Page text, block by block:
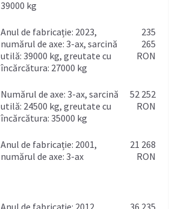
39000 kg
anul de fabricație: 2023,
numărul de axe: 3-ax, sarcină
utilă: 39000 kg, greutate cu
încărcătura: 27000 kg
235
265
RON
numărul de axe: 3-ax, sarcină
utilă: 24500 kg, greutate cu
încărcătura: 35000 kg
52 252
RON
anul de fabricație: 2001,
numărul de axe: 3-ax
21 268
RON
anul de fabricație: 2012, 36 235